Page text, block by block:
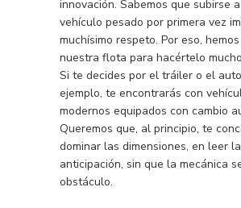
innovación. Sabemos que subirse
vehículo pesado por primera vez
muchísimo respeto. Por eso,
nuestra flota para hacértelo
Si te decides por el tráiler o el
ejemplo, te encontrarás con
modernos equipados con cambio
Queremos que, al principio, te
dominar las dimensiones, en leer
anticipación, sin que la mecánica
obstáculo.